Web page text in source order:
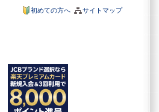
サイトマップ
初めての方へ